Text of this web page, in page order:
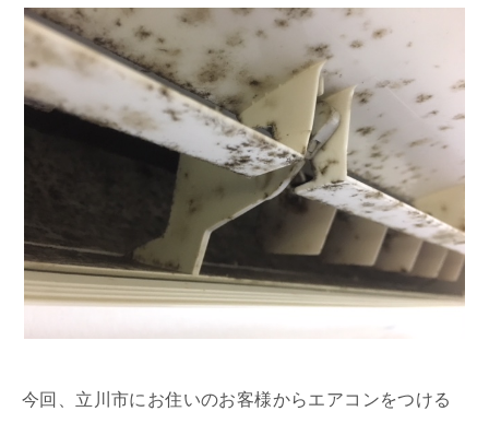
今回、立川市にお住いのお客様からエアコンをつける